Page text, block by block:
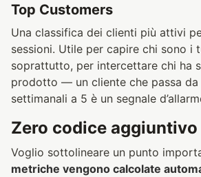
Top Customers
Una classifica dei clienti più attivi
sessioni. Utile per capire chi sono i
soprattutto, per intercettare chi ha
prodotto — un cliente che passa da
settimanali a 5 è un segnale
Zero codice aggiuntivo
Voglio sottolineare un punto
metriche vengono calcolate